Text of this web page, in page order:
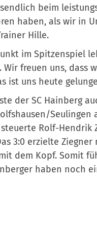
beim
haben, als wir in
Hille.
im Spitzenspiel
freuen uns, dass
uns heute
der SC Hainberg
steuerte Rolf-
3:0 erzielte
dem Kopf. Somit
haben noch